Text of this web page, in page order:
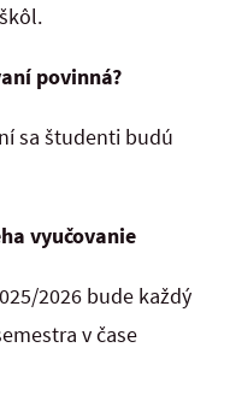
povinná?
sa študenti budú
vyučovanie
2026 bude každý
v čase